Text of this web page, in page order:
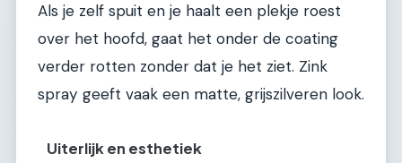
Als je zelf spuit en je haalt een plekje roest
over het hoofd, gaat het onder de coating
verder rotten zonder dat je het ziet. Zink
spray geeft vaak een matte, grijszilveren look.
Uiterlijk en esthetiek